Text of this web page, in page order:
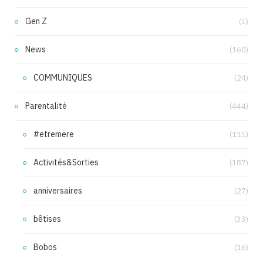
Gen Z (1)
News (160)
COMMUNIQUES (24)
Parentalité (444)
#etremere (111)
Activités&Sorties (187)
anniversaires (27)
bêtises (33)
Bobos (16)